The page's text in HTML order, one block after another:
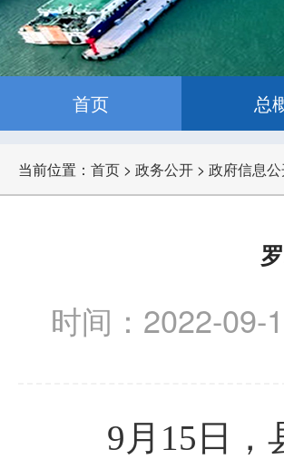
首页 总
当前位置： 首页 > 政务公开 > 政府信息
时间：2022-09-
9月15日，县